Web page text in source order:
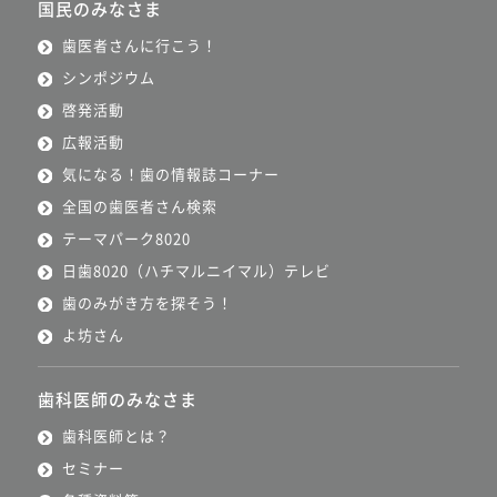
国民のみなさま
歯医者さんに行こう！
シンポジウム
啓発活動
広報活動
気になる！歯の情報誌コーナー
全国の歯医者さん検索
テーマパーク8020
日歯8020（ハチマルニイマル）テレビ
歯のみがき方を探そう！
よ坊さん
歯科医師のみなさま
歯科医師とは？
セミナー